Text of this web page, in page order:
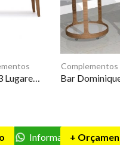
Informações
Complementos
Bar
+